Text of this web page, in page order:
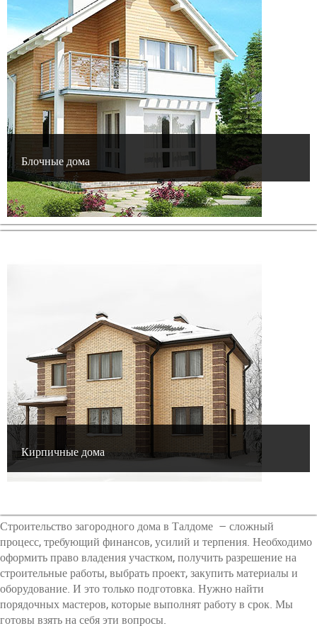
Блочные дома
Кирпичные дома
Строительство загородного дома в Талдоме – сложный
процесс, требующий финансов, усилий и терпения. Необходимо
оформить право владения участком, получить разрешение на
строительные работы, выбрать проект, закупить материалы и
оборудование. И это только подготовка. Нужно найти
порядочных мастеров, которые выполнят работу в срок. Мы
готовы взять на себя эти вопросы.